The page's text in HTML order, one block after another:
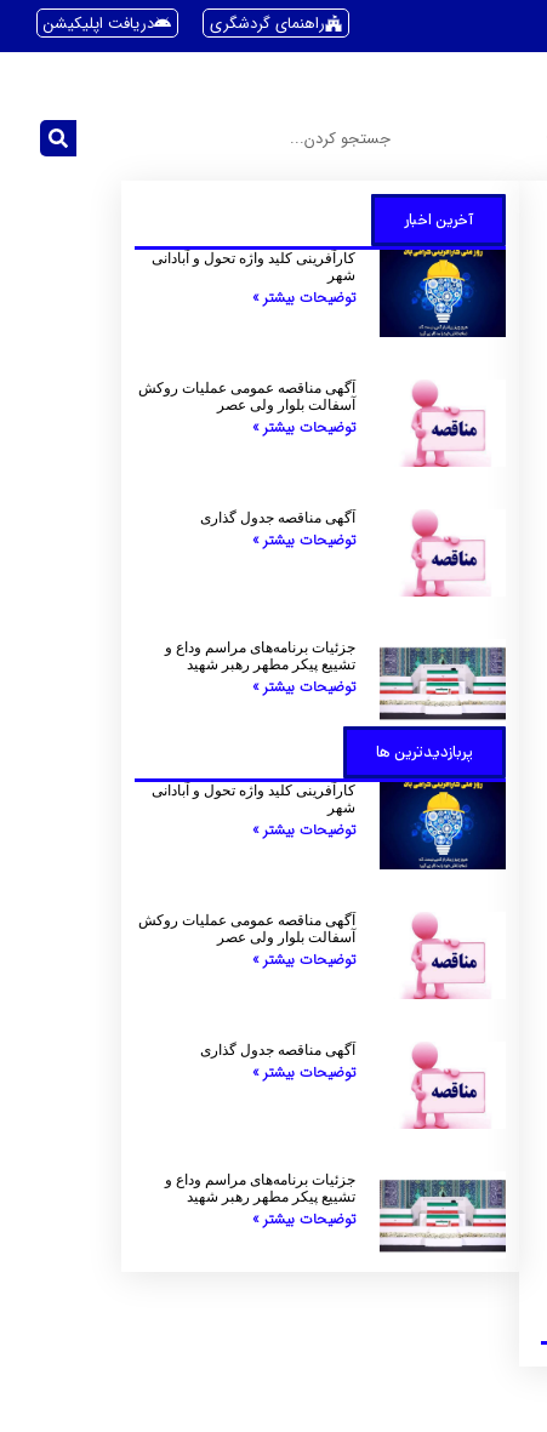
راهنمای گردشگری دریافت اپلیکیشن
آخرین اخبار
کارآفرینی کلید واژه تحول و آبادانی
شهر
توضیحات بیشتر »
آگهی مناقصه عمومی عملیات روکش
آسفالت بلوار ولی عصر
توضیحات بیشتر »
آگهی مناقصه جدول گذاری
توضیحات بیشتر »
جزئیات برنامه‌های مراسم وداع و
تشییع پیکر مطهر رهبر شهید
توضیحات بیشتر »
پربازدیدترین ها
کارآفرینی کلید واژه تحول و آبادانی
شهر
توضیحات بیشتر »
آگهی مناقصه عمومی عملیات روکش
آسفالت بلوار ولی عصر
توضیحات بیشتر »
آگهی مناقصه جدول گذاری
توضیحات بیشتر »
جزئیات برنامه‌های مراسم وداع و
تشییع پیکر مطهر رهبر شهید
توضیحات بیشتر »